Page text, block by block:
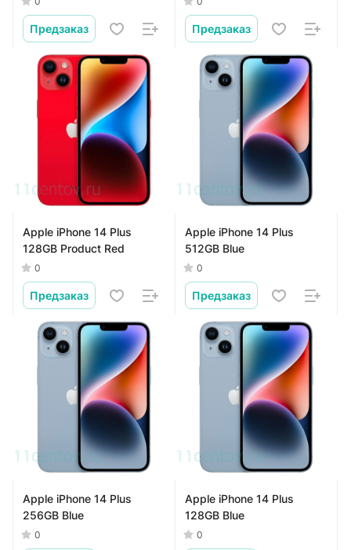
Предзаказ Предзаказ
Apple iPhone 14 Plus
128GB Product Red
0
Предзаказ
Apple iPhone 14 Plus
512GB Blue
0
Предзаказ
Apple iPhone 14 Plus
256GB Blue
0
Apple iPhone 14 Plus
128GB Blue
0